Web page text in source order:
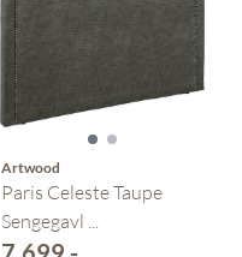
Artwood
Paris Celeste Taupe
Sengegavl ...